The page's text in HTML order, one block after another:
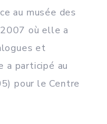
au musée des
où elle a
et
a participé au
pour le Centre